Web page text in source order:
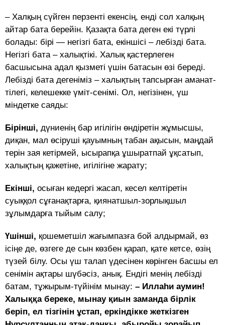
–Халқың сүйген перзенті екенсің, енді сол халқың
айтар бата берейін. Қазақта бата деген екі түрлі
болады: бірі — негізгі бата, екіншісі – лебізді бата.
Негізгі бата – халықтікі. Халық қастерлеген
басшысына адал қызметі үшін батасын өзі береді.
Лебізді бата дегеніміз – халықтың тап­сыр­ған аманат-
тілегі, келешекке үміт-сенімі. Ол, негізінен, үш
міндетке саяды:
Бірінші, дүниенің бар игілігін өндіретін жұ­мыс­­шы,
диқан, мал өсіруші қауымның та­бан ақысын, маңдай
терін зая кетірмей, ысы­рапқа ұшыратпай ұқсатып,
халықтың қа­жетіне, игілігіне жарату;
Екінші, осыған кедергі жасап, кесел келті­ре­тін
суыққол сұғанақтарға, қиянатшыл-зор­лық­шыл
зұлымдарға тыйым салу;
Үшінші, қошеметшіл жағымпазға бой ал­дыр­­май, өз
ісіңе де, өзгеге де сын көз­бен қа­рап, қате кетсе, өзің
түзей білу. Осы үш та­лап үдесінен көрінген басшы ел
сенімін ақ­­тары шүбәсіз, анық. Ендігі менің ле­бізді
батам, тұжырым-түйінім мынау: – Иллаһи аумин!
Халыққа береке, мынау қиын заманда бірлік
беріп, ел тізгінін ұстап, еркіндікке жет­кізген